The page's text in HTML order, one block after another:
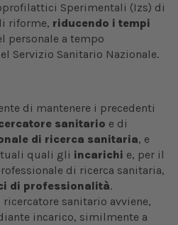
Sperimentali (Izs) di
riforme, riducendo i tempi
personale a tempo
Servizio Sanitario Nazionale.
di mantenere i precedenti
sanitario e di
di ricerca sanitaria, e
quali gli incarichi e, per il
di ricerca sanitaria,
di professionalità.
sanitario avviene,
incarico, similmente a